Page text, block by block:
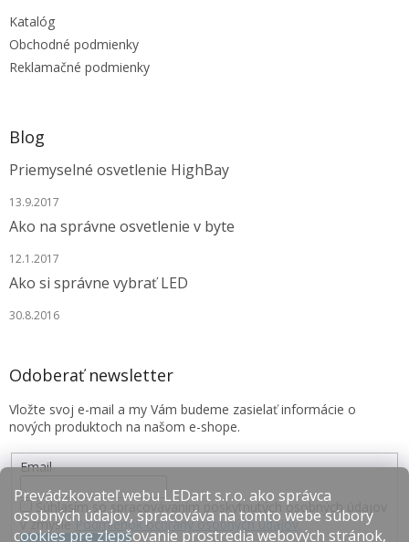
Prevádzkovateľ webu LEDart s.r.o. ako správca
osobných údajov, spracováva na tomto webe súbory
cookies pre zlepšovanie prostredia webových stránok,
Katalóg
Obchodné podmienky
Reklamačné podmienky
Blog
Priemyselné osvetlenie HighBay
13.9.2017
Ako na správne osvetlenie v byte
12.1.2017
Ako si správne vybrať LED
30.8.2016
Odoberať newsletter
Vložte svoj e-mail a my Vám budeme zasielať informácie o
nových produktoch na našom e-shope.
Email
Súhlasím so spracovávaním poskytnutých osobných údajov
v zmysle Podmienok ochrany osobných údajov.